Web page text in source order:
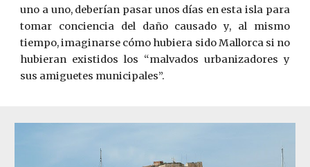
uno a uno, deberían pasar unos días en esta isla para
tomar conciencia del daño causado y, al mismo
tiempo, imaginarse cómo hubiera sido Mallorca si no
hubieran existidos los “malvados urbanizadores y
sus amiguetes municipales”.